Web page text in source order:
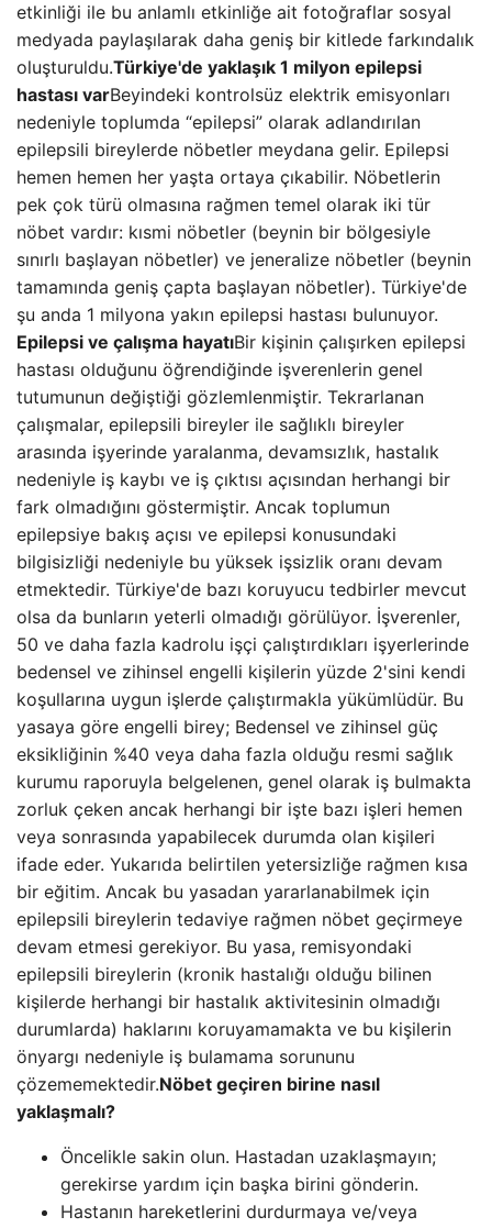
etkinliği ile bu anlamlı etkinliğe ait fotoğraflar sosyal
medyada paylaşılarak daha geniş bir kitlede farkındalık
oluşturuldu.Türkiye'de yaklaşık 1 milyon epilepsi
hastası varBeyindeki kontrolsüz elektrik emisyonları
nedeniyle toplumda “epilepsi” olarak adlandırılan
epilepsili bireylerde nöbetler meydana gelir. Epilepsi
hemen hemen her yaşta ortaya çıkabilir. Nöbetlerin
pek çok türü olmasına rağmen temel olarak iki tür
nöbet vardır: kısmi nöbetler (beynin bir bölgesiyle
sınırlı başlayan nöbetler) ve jeneralize nöbetler (beynin
tamamında geniş çapta başlayan nöbetler). Türkiye'de
şu anda 1 milyona yakın epilepsi hastası bulunuyor.
Epilepsi ve çalışma hayatıBir kişinin çalışırken epilepsi
hastası olduğunu öğrendiğinde işverenlerin genel
tutumunun değiştiği gözlemlenmiştir. Tekrarlanan
çalışmalar, epilepsili bireyler ile sağlıklı bireyler
arasında işyerinde yaralanma, devamsızlık, hastalık
nedeniyle iş kaybı ve iş çıktısı açısından herhangi bir
fark olmadığını göstermiştir. Ancak toplumun
epilepsiye bakış açısı ve epilepsi konusundaki
bilgisizliği nedeniyle bu yüksek işsizlik oranı devam
etmektedir. Türkiye'de bazı koruyucu tedbirler mevcut
olsa da bunların yeterli olmadığı görülüyor. İşverenler,
50 ve daha fazla kadrolu işçi çalıştırdıkları işyerlerinde
bedensel ve zihinsel engelli kişilerin yüzde 2'sini kendi
koşullarına uygun işlerde çalıştırmakla yükümlüdür. Bu
yasaya göre engelli birey; Bedensel ve zihinsel güç
eksikliğinin %40 veya daha fazla olduğu resmi sağlık
kurumu raporuyla belgelenen, genel olarak iş bulmakta
zorluk çeken ancak herhangi bir işte bazı işleri hemen
veya sonrasında yapabilecek durumda olan kişileri
ifade eder. Yukarıda belirtilen yetersizliğe rağmen kısa
bir eğitim. Ancak bu yasadan yararlanabilmek için
epilepsili bireylerin tedaviye rağmen nöbet geçirmeye
devam etmesi gerekiyor. Bu yasa, remisyondaki
epilepsili bireylerin (kronik hastalığı olduğu bilinen
kişilerde herhangi bir hastalık aktivitesinin olmadığı
durumlarda) haklarını koruyamamakta ve bu kişilerin
önyargı nedeniyle iş bulamama sorununu
çözememektedir.Nöbet geçiren birine nasıl
yaklaşmalı?
Öncelikle sakin olun. Hastadan uzaklaşmayın;
gerekirse yardım için başka birini gönderin.
Hastanın hareketlerini durdurmaya ve/veya